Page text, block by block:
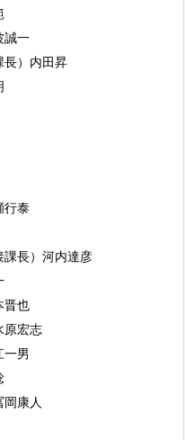
誠一
）内田昇
行泰
長）河内達彦
晋也
原宏志
男
康人